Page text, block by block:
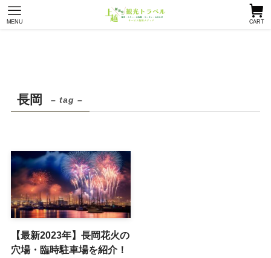
CART
MENU
長岡 – tag –
【最新2023年】長岡花火の
穴場・臨時駐車場を紹介！